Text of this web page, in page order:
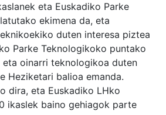
eta Euskadiko Parke
ekimena da, eta
duten interesa piztea
Parke Teknologikoko puntako
oinarri teknologikoa duten
Heziketari balioa emanda.
dira, eta Euskadiko LHko
ikaslek baino gehiagok parte